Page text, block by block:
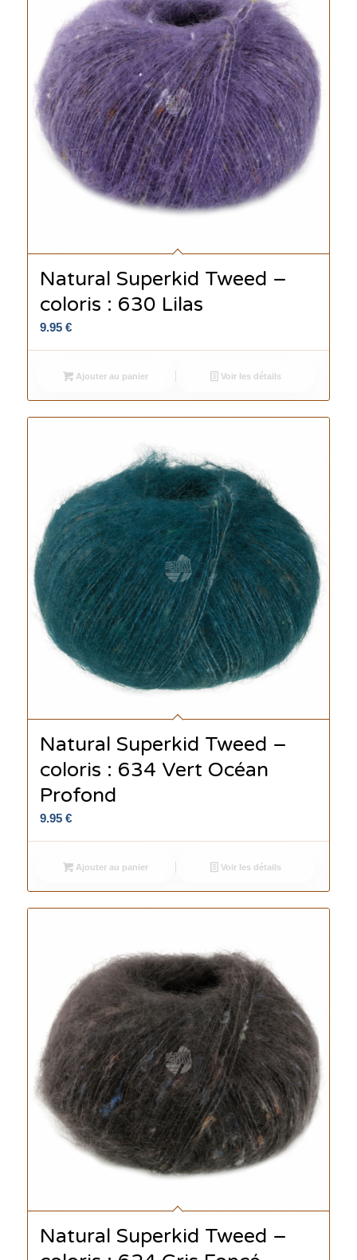
Natural Superkid Tweed –
coloris : 630 Lilas
9.95 €
Ajouter au panier Voir les détails
Natural Superkid Tweed –
coloris : 634 Vert Océan
Profond
9.95 €
Ajouter au panier Voir les détails
Natural Superkid Tweed –